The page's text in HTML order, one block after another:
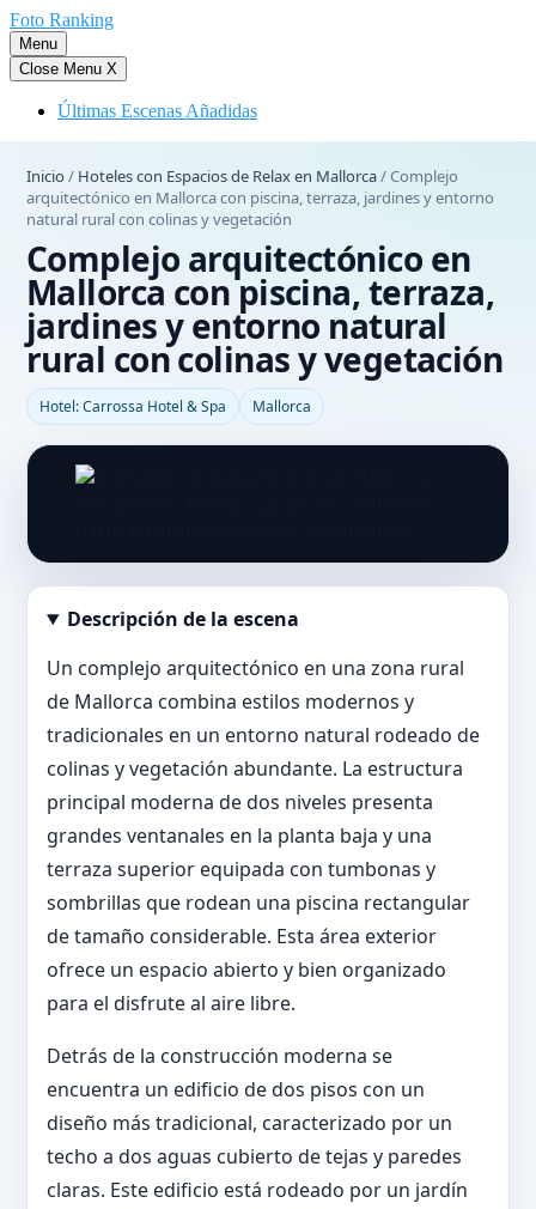
Saltar
al
contenido
Foto Ranking
Menu
Close Menu X
Últimas Escenas Añadidas
Inicio / Hoteles con Espacios de Relax en Mallorca/ Complejo
arquitectónico en Mallorca con piscina, terraza, jardines y entorno
natural rural con colinas y vegetación
Complejo arquitectónico en
Mallorca con piscina, terraza,
jardines y entorno natural
rural con colinas y vegetación
Hotel: Carrossa Hotel & Spa Mallorca
Abrir imagen en tamaño completo
Descripción de la escena
Un complejo arquitectónico en una zona rural
de Mallorca combina estilos modernos y
tradicionales en un entorno natural rodeado de
colinas y vegetación abundante. La estructura
principal moderna de dos niveles presenta
grandes ventanales en la planta baja y una
terraza superior equipada con tumbonas y
sombrillas que rodean una piscina rectangular
de tamaño considerable. Esta área exterior
ofrece un espacio abierto y bien organizado
para el disfrute al aire libre.
Detrás de la construcción moderna se
encuentra un edificio de dos pisos con un
diseño más tradicional, caracterizado por un
techo a dos aguas cubierto de tejas y paredes
claras. Este edificio está rodeado por un jardín